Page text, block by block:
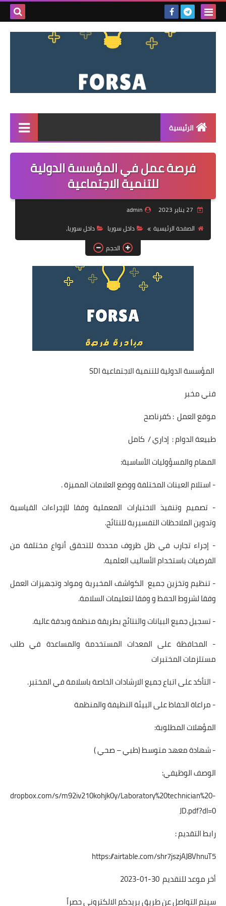
بحث
الرئيسية
القائمة
مناقصات
فرص عمل داخل سوريا
فرص عمل في العراق
فرص عمل في اليمن
فرص عمل في السودان
فرصة عمل في المؤسسة الدولية
للتنمية الاجتماعية
admin
الصفحة الرئيسية
داخل سوريا
داخل سوريا،
الحجم
المؤسسة الدولية للتنمية الاجتماعية SDI
فني مخبر
موقع العمل : كفرناصح
طبيعة الدوام : إداري / كامل
المهام والمسؤوليات الأساسية:
- استلام العينات المختلفة ووضع العلامات المميزة .
- تصميم وتنفيذ الاختبارات المعملية وفقا للإجراءات القياسية
وتدوين الملاحظات التفسيرية للنتائج.
- إجراء تجارب في ظل ظروف محددة للتحقق أنواع مختلفة من
الفرضيات باستخدام الأساليب العلمية.
- تنظيم وتخزين جميع الكواشف المخبرية ومواد وتجهيزات العمل
وفقا لشروط الحفظ و وفقا لتعليمات السلامة.
- تسجيل جميع البيانات والنتائج بطريقة منظمة وبدقة عالية.
- المحافظة على المعدات المستخدمة والمساعدة في طلب
مستلزمات المختبرات
- التأكد على اتباع جميع الارشادات الخاصة باسلامة في المختبر.
- مراعاة الحفاظ على البيئة النظيفة والمنظمة
المؤهلات المطلوبة:
- شهادة معهد متوسط (طبي – صحي )
الوصف الوظيفي:
s/m92iv210kohjk0y/Laboratory%20technician%20-
JD.pdf?dl=0
رابط التقديم :
https://airtable.com/shr7jszjAJ8VhnuT5
أخر موعد للتقديم 30-01-2023
سيتم التواصل عن طريق بريدكم الالكتروني حصراً